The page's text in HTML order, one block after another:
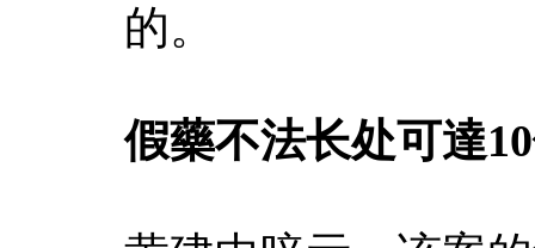
的。
假藥不法长处可達